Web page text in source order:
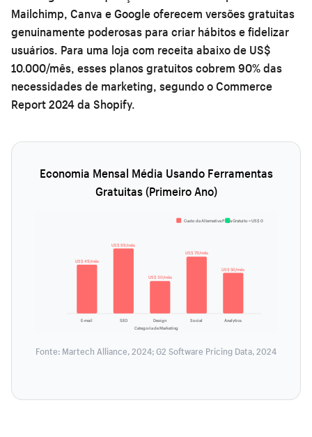
Mailchimp, Canva e Google oferecem versões gratuitas
genuinamente poderosas para criar hábitos e fidelizar
usuários. Para uma loja com receita abaixo de US$
10.000/mês, esses planos gratuitos cobrem 90% das
necessidades de marketing, segundo o Commerce
Report 2024 da Shopify.
Economia Mensal Média Usando Ferramentas
Gratuitas (Primeiro Ano)
Categoria de Marketing
E-mail SEO Design Social Analytics
US$ 49/mês
US$ 99/mês
US$ 30/mês
US$ 79/mês
US$ 50/mês
Custo da Alternativa PagaGratuito = US$ 0
Fonte: Martech Alliance, 2024; G2 Software Pricing Data, 2024